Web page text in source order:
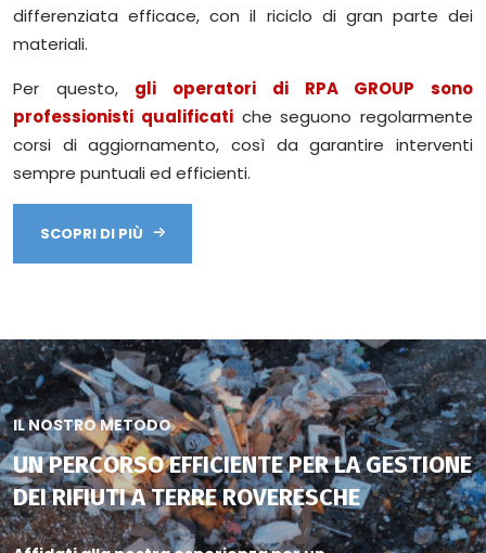
differenziata efficace, con il riciclo di gran parte dei
materiali.
Per questo, gli operatori di RPA GROUP sono
professionisti qualificatiche seguono regolarmente
corsi di aggiornamento, così da garantire interventi
sempre puntuali ed efficienti.
SCOPRI DI PIÙ
IL NOSTRO METODO
UN PERCORSO EFFICIENTE PER LA GESTIONE
DEI RIFIUTI A TERRE ROVERESCHE